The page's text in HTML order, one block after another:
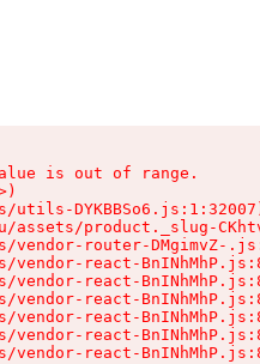
is out of range.
utils-
assets/product._slug-
vendor-router-DMgimvZ-
vendor-react-
vendor-react-
vendor-react-
vendor-react-
vendor-react-
vendor-react-